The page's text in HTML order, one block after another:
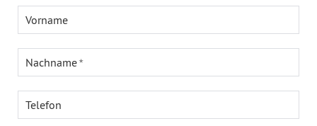
Vorname
Nachname
Telefon